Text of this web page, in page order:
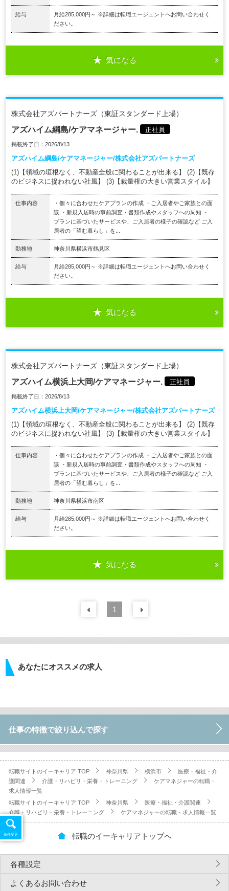
給与
月給285,000円～ ※詳細は転職エージェントへお問い合わせく
ださい。
気になる
株式会社アズパートナーズ（東証スタンダード上場）
アズハイム綱島/ケアマネージャー. 正社員
掲載終了日：2026/8/13
アズハイム綱島/ケアマネージャー/株式会社アズパートナーズ
(1)【領域の垣根なく、不動産全般に関わることが出来る】 (2)【既存
のビジネスに捉われない社風】 (3)【裁量権の大きい営業スタイル】
仕事内容
・個々に合わせたケアプランの作成 ・ご入居者やご家族との面
談 ・新規入居時の事前調査・書類作成やスタッフへの周知 ・
プランに基づいたサービスや、ご入居者の様子の確認など ご入
居者の「望む暮らし」を...
勤務地 神奈川県横浜市鶴見区
給与
月給285,000円～ ※詳細は転職エージェントへお問い合わせく
ださい。
気になる
株式会社アズパートナーズ（東証スタンダード上場）
アズハイム横浜上大岡/ケアマネージャー. 正社員
掲載終了日：2026/8/13
アズハイム横浜上大岡/ケアマネージャー/株式会社アズパートナーズ
(1)【領域の垣根なく、不動産全般に関わることが出来る】 (2)【既存
のビジネスに捉われない社風】 (3)【裁量権の大きい営業スタイル】
仕事内容
・個々に合わせたケアプランの作成 ・ご入居者やご家族との面
談 ・新規入居時の事前調査・書類作成やスタッフへの周知 ・
プランに基づいたサービスや、ご入居者の様子の確認など ご入
居者の「望む暮らし」を...
勤務地 神奈川県横浜市南区
給与
月給285,000円～ ※詳細は転職エージェントへお問い合わせく
ださい。
気になる
前の 件
1
あなたにオススメの求人
仕事の特徴で絞り込んで探す
転職サイトのイーキャリア TOP 神奈川県 横浜市
医療・福祉・介
護関連
介護・リハビリ・栄養・トレーニング
ケアマネジャーの転職・
求人情報一覧
転職サイトのイーキャリア TOP
神奈川県
医療・福祉・介護関連
介護・リハビリ・栄養・トレーニング
ケアマネジャーの転職・求人情報一覧
条件変更 転職のイーキャリアトップへ
各種設定
よくあるお問い合わせ